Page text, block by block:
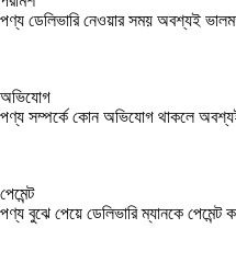
পণ্য ডেলিভারি নেওয়ার সময় অবশ্যই
অভিযোগ
পণ্য সম্পর্কে কোন অভিযোগ থাকলে
পেমেন্ট
পণ্য বুঝে পেয়ে ডেলিভারি ম্যানকে পেমেন্ট